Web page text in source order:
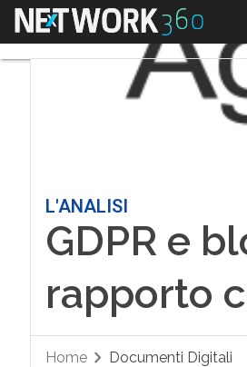
Menu
L'ANALISI
GDPR e
rapporto
Home Documenti Digitali